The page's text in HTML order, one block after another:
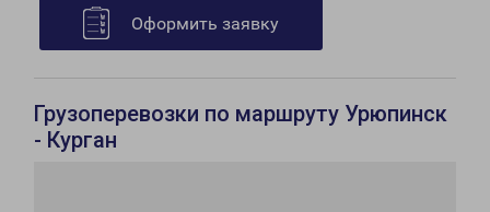
Оформить заявку
Грузоперевозки по маршруту Урюпинск
- Курган